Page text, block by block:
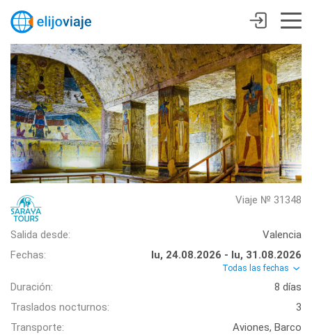
Viaje № 31348
Salida desde:
Valencia
Fechas:
lu, 24.08.2026 - lu, 31.08.2026
Todas las fechas
Duración:
8 días
Traslados nocturnos:
3
Transporte:
Aviones, Barco